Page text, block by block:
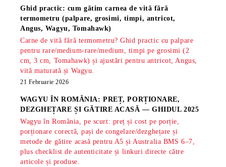
Ghid practic: cum gătim carnea de vită fără
termometru (palpare, grosimi, timpi, antricot,
Angus, Wagyu, Tomahawk)
Carne de vită fără termometru? Ghid practic cu palpare
pentru rare/medium-rare/medium, timpi pe grosimi (2
cm, 3 cm, Tomahawk) și ajustări pentru antricot, Angus,
vită maturată și Wagyu.
21 Februarie 2026
WAGYU ÎN ROMÂNIA: PREȚ, PORȚIONARE,
DEZGHEȚARE ȘI GĂTIRE ACASĂ — GHIDUL 2025
Wagyu în România, pe scurt: preț și cost pe porție,
porționare corectă, pași de congelare/dezghețare și
metode de gătire acasă pentru A5 și Australia BMS 6–7,
plus checklist de autenticitate și linkuri directe către
articole și produse.